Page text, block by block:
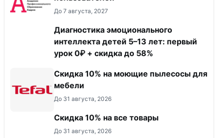
До 7 августа, 2027
Диагностика эмоционального
интеллекта детей 5–13 лет: первый
урок 0₽ + скидка до 58%
Скидка 10% на моющие пылесосы для
мебели
До 31 августа, 2026
Скидка 10% на все товары
До 31 августа, 2026